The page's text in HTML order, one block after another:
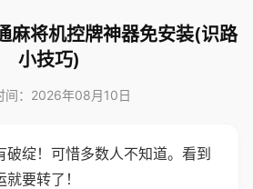
麻将机控牌神器免安装(识路
小技巧)
间：2026年08月10日
破绽！可惜多数人不知道。看到
要转了！